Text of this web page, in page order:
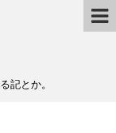
記とか。